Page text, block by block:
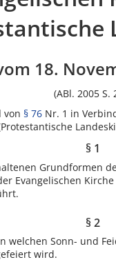
18.
(ABl. 2005 S.
von § 76 Nr. 1 in
§ 1
Grundformen
Evangelischen
§ 2
welchen Sonn- und
wird.